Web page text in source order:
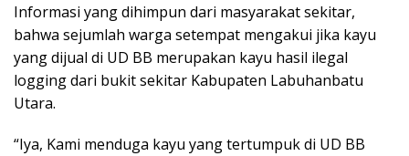
Informasi yang dihimpun dari masyarakat sekitar,
bahwa sejumlah warga setempat mengakui jika kayu
yang dijual di UD BB merupakan kayu hasil ilegal
logging dari bukit sekitar Kabupaten Labuhanbatu
Utara.
“Iya, Kami menduga kayu yang tertumpuk di UD BB